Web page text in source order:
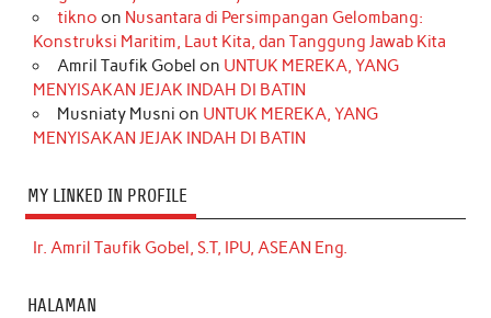
tikno on Nusantara di Persimpangan Gelombang:
Konstruksi Maritim, Laut Kita, dan Tanggung Jawab Kita
Amril Taufik Gobel on UNTUK MEREKA, YANG
MENYISAKAN JEJAK INDAH DI BATIN
Musniaty Musni on UNTUK MEREKA, YANG
MENYISAKAN JEJAK INDAH DI BATIN
MY LINKED IN PROFILE
Ir. Amril Taufik Gobel, S.T, IPU, ASEAN Eng.
HALAMAN